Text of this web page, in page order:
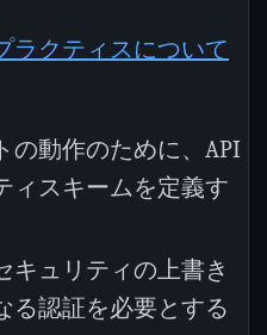
ラクティスについて
の動作のために、API
ィスキームを定義す
キュリティの上書き
る認証を必要とする